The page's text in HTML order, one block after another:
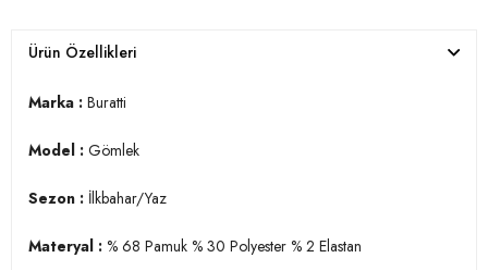
: 97 cm / Beden : L
3DY1CF23S112237.34
Ürün Özellikleri
Marka : Buratti
Model : Gömlek
Sezon : İlkbahar/Yaz
Materyal : % 68 Pamuk % 30 Polyester % 2 Elastan